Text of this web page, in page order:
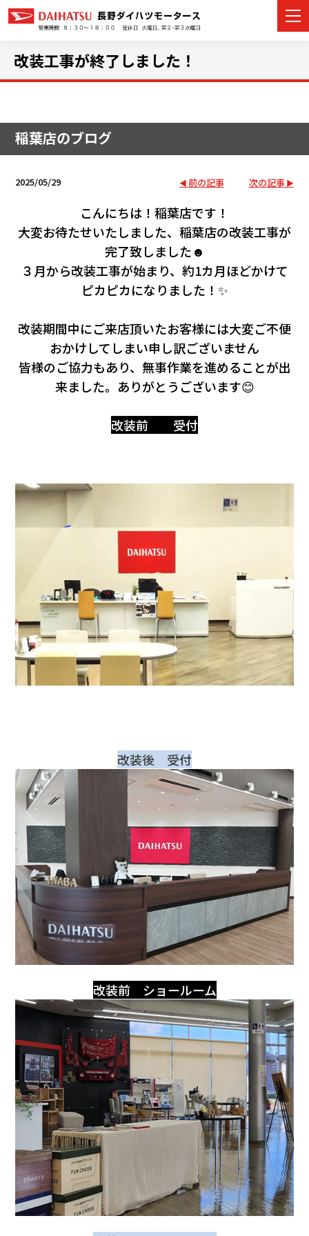
店舗情報
イベント・キャンペーン
ご購入者サポート
アフターサポート
カタ
改装工事が終了しました！
稲葉店のブログ
2025/05/29 前の記事 次の記事
こんにちは！稲葉店です！
大変お待たせいたしました、稲葉店の改装工事が
完了致しました☻
３月から改装工事が始まり、約1カ月ほどかけて
ピカピカになりました！✨
改装期間中にご来店頂いたお客様には大変ご不便
おかけしてしまい申し訳ございません
皆様のご協力もあり、無事作業を進めることが出
来ました。ありがとうございます😊
改装前 受付
改装後 受付
改装前 ショールーム